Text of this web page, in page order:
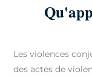
Les violences
des actes de